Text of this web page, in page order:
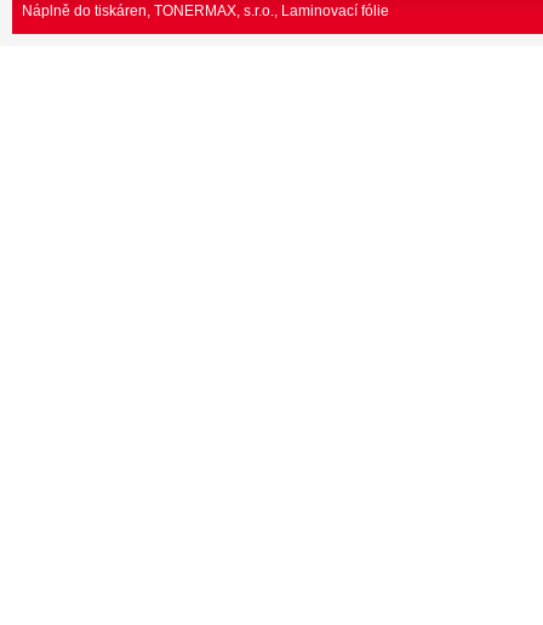
Náplně do tiskáren, TONERMAX, s.r.o. Laminovací fólie